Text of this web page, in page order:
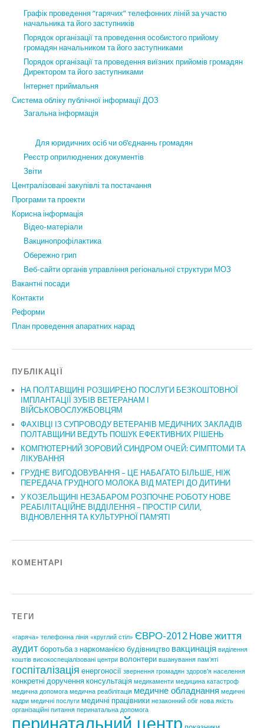
Графік проведення “гарячих” телефонних ліній за участю
начальника та його заступників
Порядок організації та проведення особистого прийому
громадян начальником та його заступниками
Порядок організації та проведення виїзних прийомів громадян
Директором та його заступниками
Інтернет приймальня
Система обліку публічної інформації ДОЗ
Загальна інформація
Для юридичних осіб чи об’єднаннь громадян
Реєстр оприлюднених документів
Звіти
Централізовані закупівлі та постачання
Програми та проекти
Корисна інформація
Відео-матеріали
Вакцинопрофілактика
Обережно грип
Веб-сайти органів управління регіональної структури МОЗ
Вакантні посади
Контакти
Реформи
План проведення апаратних нарад
ПУБЛІКАЦІЇ
НА ПОЛТАВЩИНІ РОЗШИРЕНО ПОСЛУГИ БЕЗКОШТОВНОЇ
ІМПЛАНТАЦІЇ ЗУБІВ ВЕТЕРАНАМ І
ВІЙСЬКОВОСЛУЖБОВЦЯМ
ФАХІВЦІ ІЗ СУПРОВОДУ ВЕТЕРАНІВ МЕДИЧНИХ ЗАКЛАДІВ
ПОЛТАВЩИНИ ВЕДУТЬ ПОШУК ЕФЕКТИВНИХ РІШЕНЬ
КОМП’ЮТЕРНИЙ ЗОРОВИЙ СИНДРОМ ОЧЕЙ: СИМПТОМИ ТА
ЛІКУВАННЯ
ГРУДНЕ ВИГОДОВУВАННЯ – ЦЕ НАБАГАТО БІЛЬШЕ, НІЖ
ПЕРЕДАЧА ГРУДНОГО МОЛОКА ВІД МАТЕРІ ДО ДИТИНИ
У КОЗЕЛЬЩИНІ НЕЗАБАРОМ РОЗПОЧНЕ РОБОТУ НОВЕ
РЕАБІЛІТАЦІЙНЕ ВІДДІЛЕННЯ – ПРОСТІР СИЛИ,
ВІДНОВЛЕННЯ ТА КУЛЬТУРНОЇ ПАМ’ЯТІ
КОМЕНТАРІ
ТЕГИ
«гаряча» телефонна лінія «круглий стіл» ЄВРО-2012 Нове життя
аудит боротьба з наркоманією будівництво вакцинація виділення
коштів високоспеціалізовані центри волонтери вшанування пам'яті
госпіталізація енергоносії звернення громадян здоров'я населення
конкретні доручення консультація медикаменти медицина катастроф
медична допомога медична реабілітація медичне обладнання медичні
кадри медичні послуги медичні працівники незаконний обіг нова якість
організаційні питання перинатальна допомога
перинатальний центр